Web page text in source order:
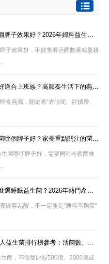
女性私密益生菌哪個牌子效果好？2026年婦科益生菌選購標準與品牌推薦
子效果好，不能隻看活菌數量或蔓越
即食燕窩哪個牌子好適合上班族？高節奏生活下的燕窩選擇與避坑指南
食燕窩，關鍵看“省時間、好攜帶、
兒童鼻子敏感益生菌哪個牌子好？家長重點關注的菌株活性配方及食用方法
菌哪個牌子好，需要同時考察菌株
睡眠淺容易醒該怎麼選睡眠益生菌？2026年熱門產品排行榜與配方適配建議解析
間容易醒，不一定隻是“睡得不夠深”
2026年60歲以上老人益生菌排行榜參考：活菌數、菌株類型和適用場景怎麼比較
菌，不能隻比較500億、3000億或